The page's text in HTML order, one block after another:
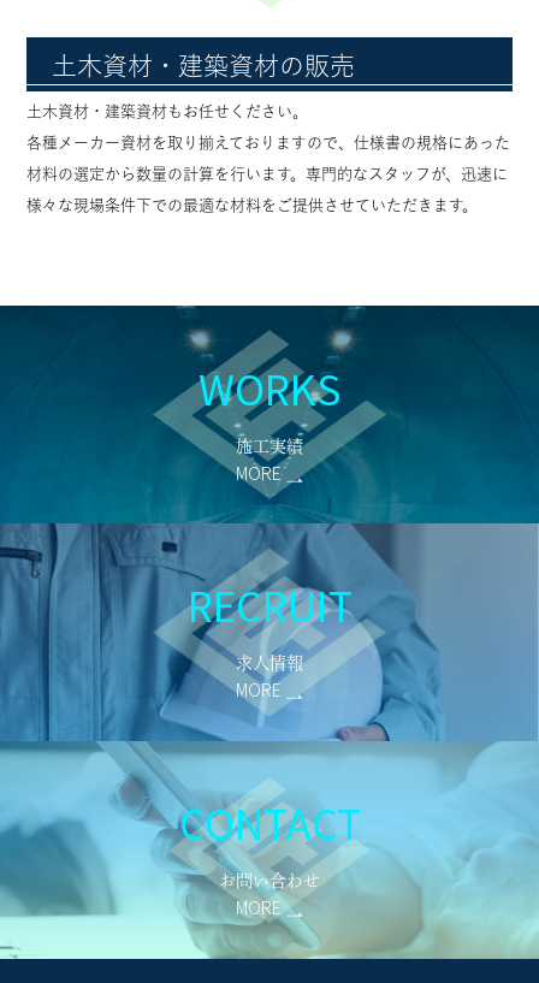
土木資材・建築資材の販売
土木資材・建築資材もお任せください。
各種メーカー資材を取り揃えておりますので、仕様書の規格にあった
材料の選定から数量の計算を行います。専門的なスタッフが、迅速に
様々な現場条件下での最適な材料をご提供させていただきます。
WORKS
施工実績
MORE
RECRUIT
求人情報
MORE
CONTACT
お問い合わせ
MORE